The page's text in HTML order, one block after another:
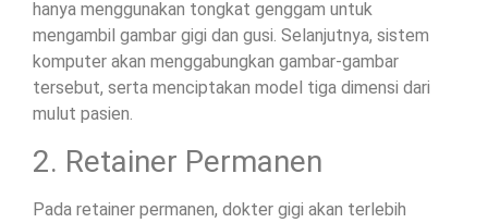
hanya menggunakan tongkat genggam untuk
mengambil gambar gigi dan gusi. Selanjutnya, sistem
komputer akan menggabungkan gambar-gambar
tersebut, serta menciptakan model tiga dimensi dari
mulut pasien.
2. Retainer Permanen
Pada retainer permanen, dokter gigi akan terlebih